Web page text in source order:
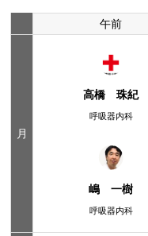
月
午前
高橋 珠紀
呼吸器内科
嶋 一樹
呼吸器内科